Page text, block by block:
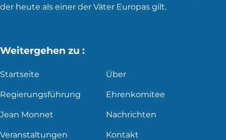
der heute als einer der Väter Europas gilt.
Weitergehen zu :
Startseite Über
Regierungsführung Ehrenkomitee
Jean Monnet Nachrichten
Veranstaltungen Kontakt